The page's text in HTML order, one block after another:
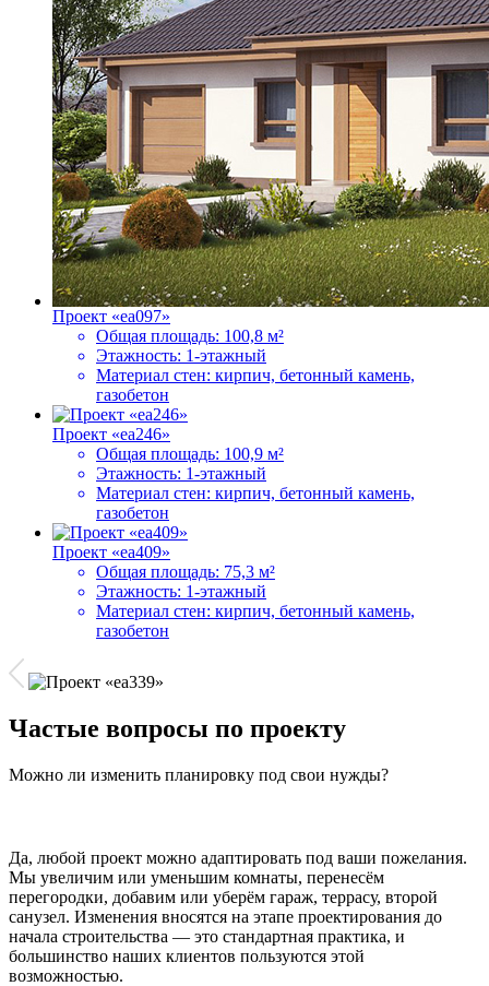
Проект «ea097»
Общая площадь: 100,8 м²
Этажность: 1-этажный
Материал стен: кирпич, бетонный камень,
газобетон
Проект «ea246»
Общая площадь: 100,9 м²
Этажность: 1-этажный
Материал стен: кирпич, бетонный камень,
газобетон
Проект «ea409»
Общая площадь: 75,3 м²
Этажность: 1-этажный
Материал стен: кирпич, бетонный камень,
газобетон
Частые вопросы по проекту
Можно ли изменить планировку под свои нужды?
Да, любой проект можно адаптировать под ваши пожелания.
Мы увеличим или уменьшим комнаты, перенесём
перегородки, добавим или уберём гараж, террасу, второй
санузел. Изменения вносятся на этапе проектирования до
начала строительства — это стандартная практика, и
большинство наших клиентов пользуются этой
возможностью.